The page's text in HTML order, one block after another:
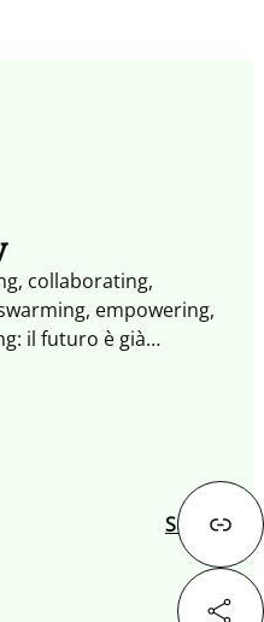
Successivo
collaborating,
empowering,
il futuro è già